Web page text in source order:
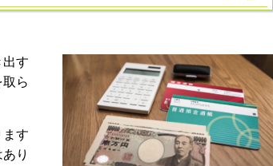
す
ら
す
り